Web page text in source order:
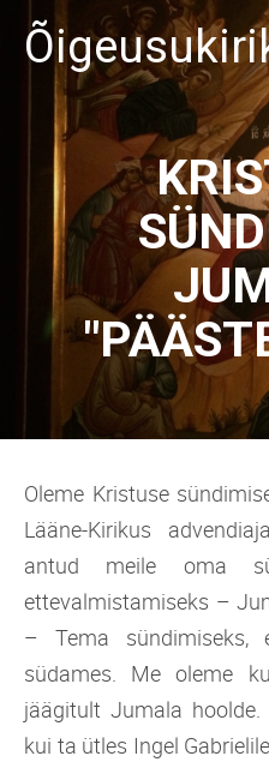
Oleme Kristuse
Lääne-Kirikus
antud meile oma
ettevalmistamiseks –
– Tema sündimiseks,
südames. Me oleme
jäägitult Jumala
kui ta ütles Ingel